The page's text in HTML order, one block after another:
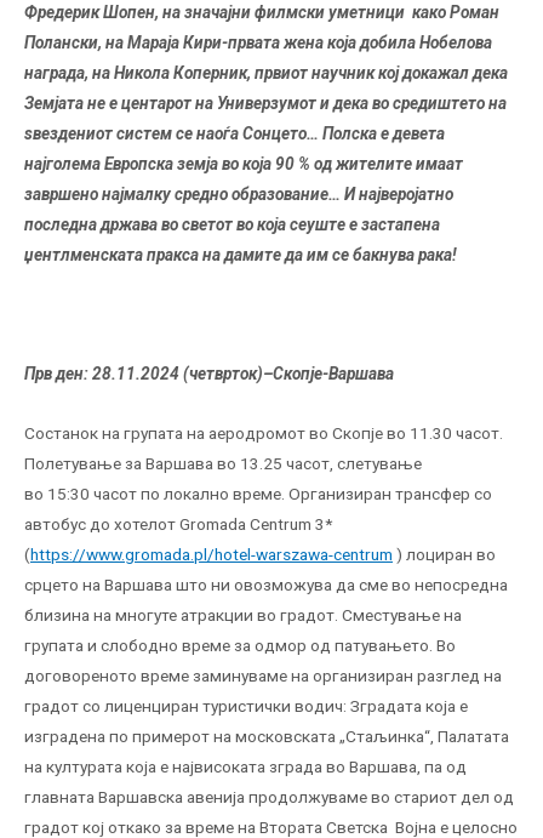
Фредерик Шопен, на значајни филмски уметници како Роман
Полански, на Мараја Кири-првата жена која добила Нобелова
награда, на Никола Коперник, првиот научник кој докажал дека
Земјата не е центарот на Универзумот и дека во средиштето на
ѕвездениот систем се наоѓа Сонцето… Полска е девета
најголема Европска земја во која 90 % од жителите имаат
завршено најмалку средно образование… И најверојатно
последна држава во светот во која сеуште е застапена
џентлменската пракса на дамите да им се бакнува рака!
Прв ден: 28.11.2024 (четврток)–Скопје-Варшава
Состанок на групата на аеродромот во Скопје во 11.30 часот.
Полетување за Варшава во 13.25 часот, слетување
во 15:30 часот по локално време. Организиран трансфер со
автобус до хотелот Gromada Centrum 3*
(https://www.gromada.pl/hotel-warszawa-centrum ) лоциран во
срцето на Варшава што ни овозможува да сме во непосредна
близина на многуте атракции во градот. Сместување на
групата и слободно време за одмор од патувањето. Во
договореното време заминуваме на организиран разглед на
градот со лиценциран туристички водич: Зградата која е
изградена по примерот на московската „Стаљинка“, Палатата
на културата која е највисоката зграда во Варшава, па од
главната Варшавска авенија продолжуваме во стариот дел од
градот кој откако за време на Втората Светска Војна е целосно